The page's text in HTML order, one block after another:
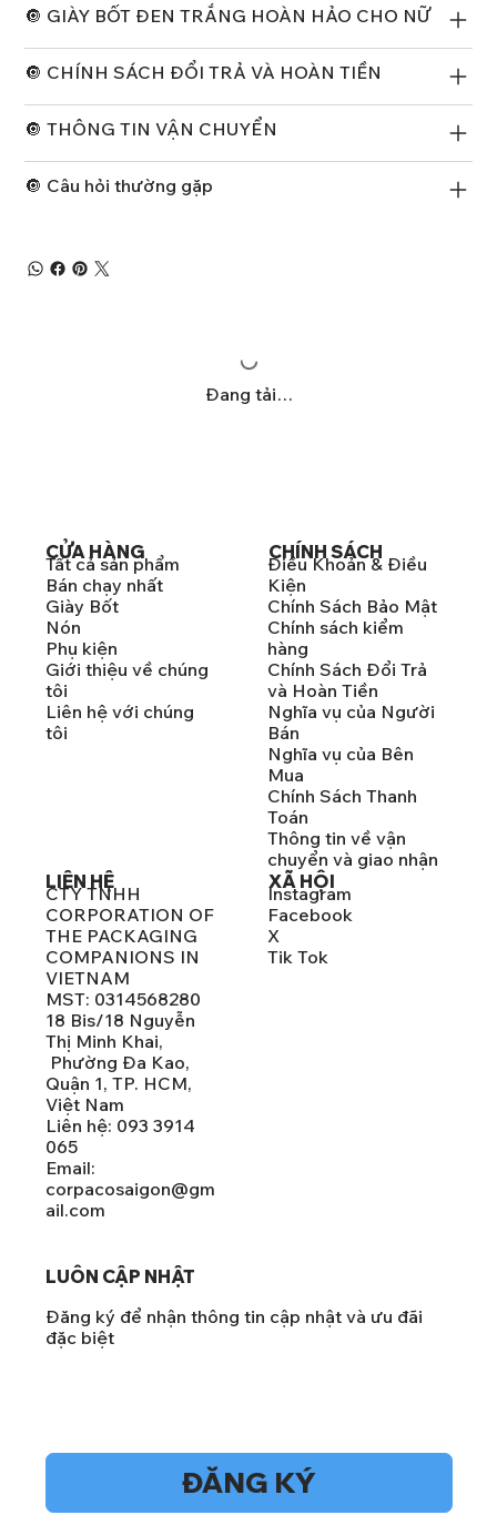
🔘 GIÀY BỐT ĐEN TRẮNG HOÀN HẢO CHO NỮ
🔘 CHÍNH SÁCH ĐỔI TRẢ VÀ HOÀN TIỀN
🔘 THÔNG TIN VẬN CHUYỂN
🔘 Câu hỏi thường gặp
Đang tải…
CỬA HÀNG
Tất cả sản phẩm
Bán chạy nhất
Giày Bốt
Nón
Phụ kiện
Giới thiệu về chúng
tôi
Liên hệ với chúng
tôi
CHÍNH SÁCH
Điều Khoản & Điều
Kiện
Chính Sách Bảo Mật
Chính sách kiểm
hàng
Chính Sách Đổi Trả
và Hoàn Tiền
Nghĩa vụ của Người
Bán
Nghĩa vụ của Bên
Mua
Chính Sách Thanh
Toán
Thông tin về vận
chuyển và giao nhận
LIÊN HỆ
CTY TNHH
CORPORATION OF
THE PACKAGING
COMPANIONS IN
VIETNAM
MST: 0314568280
18 Bis/18 Nguyễn
Thị Minh Khai,
Phường Đa Kao,
Quận 1, TP. HCM,
Việt Nam
Liên hệ: 093 3914
065
Email:
corpacosaigon@gm
ail.com
XÃ HỘI
Instagram
Facebook
X
Tik Tok
LUÔN CẬP NHẬT
Đăng ký để nhận thông tin cập nhật và ưu đãi
đặc biệt
ĐĂNG KÝ